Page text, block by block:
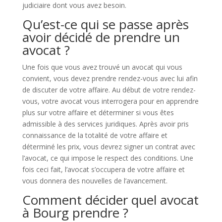
judiciaire dont vous avez besoin.
Qu’est-ce qui se passe après
avoir décidé de prendre un
avocat ?
Une fois que vous avez trouvé un avocat qui vous
convient, vous devez prendre rendez-vous avec lui afin
de discuter de votre affaire. Au début de votre rendez-
vous, votre avocat vous interrogera pour en apprendre
plus sur votre affaire et déterminer si vous êtes
admissible à des services juridiques. Après avoir pris
connaissance de la totalité de votre affaire et
déterminé les prix, vous devrez signer un contrat avec
l’avocat, ce qui impose le respect des conditions. Une
fois ceci fait, l’avocat s’occupera de votre affaire et
vous donnera des nouvelles de l’avancement.
Comment décider quel avocat
à Bourg prendre ?